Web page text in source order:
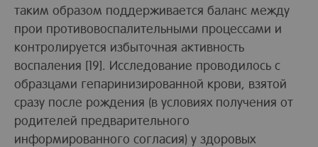
таким образом поддерживается баланс между
прои противовоспалительными процессами и
контролируется избыточная активность
воспаления [19]. Исследование проводилось с
образцами гепаринизированной крови, взятой
сразу после рождения (в условиях получения от
родителей предварительного
информированного согласия) у здоровых